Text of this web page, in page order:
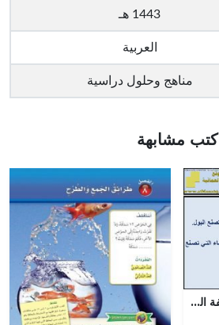
1443 هـ
العربية
مناهج وحلول دراسية
كتب مشابهة
ملخص شرح درس ما وظيفة الكليتين مع حل الأنشطة (علوم) السادس